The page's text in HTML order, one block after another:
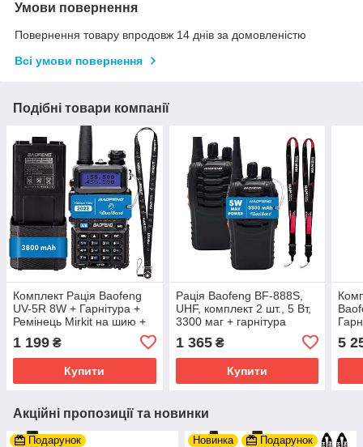
Умови повернення
Повернення товару впродовж 14 днів за домовленістю
Всі умови повернення
Подібні товари компанії
Комплект Рація Baofeng
UV-5R 8W + Гарнітура +
Ремінець Mirkit на шию +
Baofeng BL-5 3800
1 199 ₴
Купити
Рація Baofeng BF-888S,
UHF, комплект 2 шт., 5 Вт,
3300 маг + гарнітура
шию
1 365₴
Купити
5
Акційні пропозиції та новинки
Подарунок Новинка Подарунок